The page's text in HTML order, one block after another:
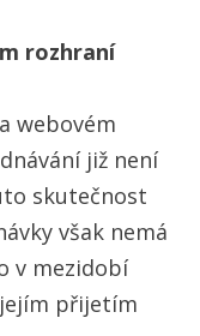
rozhraní
webovém
již není
skutečnost
však nemá
v mezidobí
přijetím